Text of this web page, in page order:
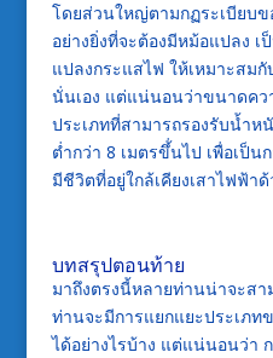
โดยส่วนใหญ่ตามกฏระเบียบ
อย่างยิ่งที่จะต้องมีหม้อแปลง
แปลงกระแสไฟ ให้เหมาะสม
นั่นเอง แต่แน่นอนว่าขนาดคว
ประเภทที่สามารถรองรับน้ำ
ต่ำกว่า 8 เมตรขึ้่นไป เพื่อเป็
มีชีวิตที่อยู่ใกล้เคียงเสาไฟฟ้าด้
บทสรุปตอนท้าย
มาถึงตรงนี้หลายท่านน่าจะสา
ท่านจะมีการแยกแยะประเภท
ได้อย่างไรบ้าง แต่แน่นอนว่า